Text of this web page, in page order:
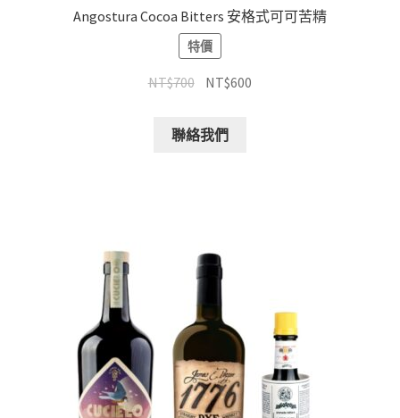
Angostura Cocoa Bitters 安格式可可苦精
特價
NT$700 NT$600
聯絡我們